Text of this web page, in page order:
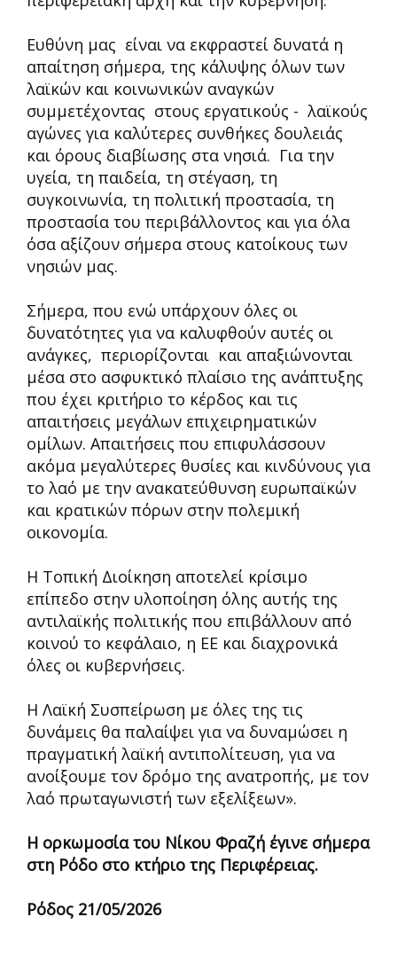
Ευθύνη μας είναι να εκφραστεί δυνατά η
απαίτηση σήμερα, της κάλυψης όλων των
λαϊκών και κοινωνικών αναγκών
συμμετέχοντας στους εργατικούς - λαϊκούς
αγώνες για καλύτερες συνθήκες δουλειάς
και όρους διαβίωσης στα νησιά. Για την
υγεία, τη παιδεία, τη στέγαση, τη
συγκοινωνία, τη πολιτική προστασία, τη
προστασία του περιβάλλοντος και για όλα
όσα αξίζουν σήμερα στους κατοίκους των
νησιών μας.
Σήμερα, που ενώ υπάρχουν όλες οι
δυνατότητες για να καλυφθούν αυτές οι
ανάγκες, περιορίζονται και απαξιώνονται
μέσα στο ασφυκτικό πλαίσιο της ανάπτυξης
που έχει κριτήριο το κέρδος και τις
απαιτήσεις μεγάλων επιχειρηματικών
ομίλων. Απαιτήσεις που επιφυλάσσουν
ακόμα μεγαλύτερες θυσίες και κινδύνους για
το λαό με την ανακατεύθυνση ευρωπαϊκών
και κρατικών πόρων στην πολεμική
οικονομία.
Η Τοπική Διοίκηση αποτελεί κρίσιμο
επίπεδο στην υλοποίηση όλης αυτής της
αντιλαϊκής πολιτικής που επιβάλλουν από
κοινού το κεφάλαιο, η ΕΕ και διαχρονικά
όλες οι κυβερνήσεις.
Η Λαϊκή Συσπείρωση με όλες της τις
δυνάμεις θα παλαίψει για να δυναμώσει η
πραγματική λαϊκή αντιπολίτευση, για να
ανοίξουμε τον δρόμο της ανατροπής, με τον
λαό πρωταγωνιστή των εξελίξεων».
Η ορκωμοσία του Νίκου Φραζή έγινε σήμερα
στη Ρόδο στο κτήριο της Περιφέρειας.
Ρόδος 21/05/2026